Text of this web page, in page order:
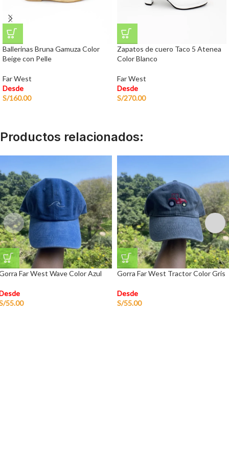
Ballerinas Bruna Gamuza Color
Beige con Pelle
Far West
Desde
S/160.00
Zapatos de cuero Taco 5 Atenea
Color Blanco
Far West
Desde
S/270.00
Productos relacionados:
Far West Wave Color Azul
55.00
Gorra Far West Tractor Color Gris
Desde
S/55.00